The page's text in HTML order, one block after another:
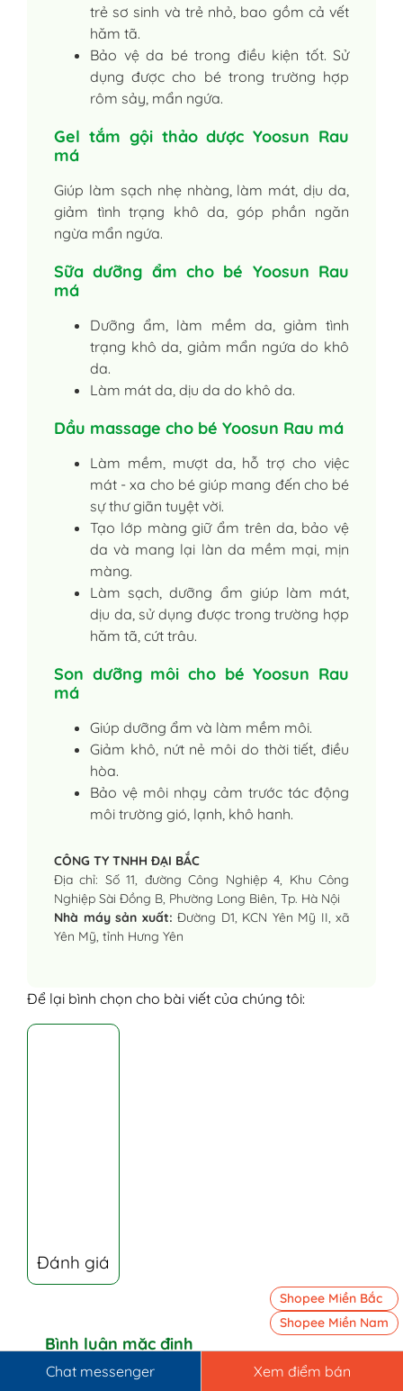
trẻ sơ sinh và trẻ nhỏ, bao gồm cả vết
hăm tã.
Bảo vệ da bé trong điều kiện tốt. Sử
dụng được cho bé trong trường hợp
rôm sảy, mẩn ngứa.
Gel tắm gội thảo dược Yoosun Rau
má
Giúp làm sạch nhẹ nhàng, làm mát, dịu da,
giảm tình trạng khô da, góp phần ngăn
ngừa mẩn ngứa.
Sữa dưỡng ẩm cho bé Yoosun Rau
má
Dưỡng ẩm, làm mềm da, giảm tình
trạng khô da, giảm mẩn ngứa do khô
da.
Làm mát da, dịu da do khô da.
Dầu massage cho bé Yoosun Rau má
Làm mềm, mượt da, hỗ trợ cho việc
mát - xa cho bé giúp mang đến cho bé
sự thư giãn tuyệt vời.
Tạo lớp màng giữ ẩm trên da, bảo vệ
da và mang lại làn da mềm mại, mịn
màng.
Làm sạch, dưỡng ẩm giúp làm mát,
dịu da, sử dụng được trong trường hợp
hăm tã, cứt trâu.
Son dưỡng môi cho bé Yoosun Rau
má
Giúp dưỡng ẩm và làm mềm môi.
Giảm khô, nứt nẻ môi do thời tiết, điều
hòa.
Bảo vệ môi nhạy cảm trước tác động
môi trường gió, lạnh, khô hanh.
CÔNG TY TNHH ĐẠI BẮC
Địa chỉ: Số 11, đường Công Nghiệp 4, Khu Công
Nghiệp Sài Đồng B, Phường Long Biên, Tp. Hà Nội
Nhà máy sản xuất: Đường D1, KCN Yên Mỹ II, xã
Yên Mỹ, tỉnh Hưng Yên
Để lại bình chọn cho bài viết của chúng tôi:
Đánh giá
Bình luận mặc định
Chat messenger Xem điểm bán
Shopee Miền Bắc
Shopee Miền Nam